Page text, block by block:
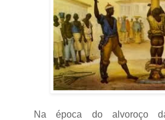
Na época do alvoroço